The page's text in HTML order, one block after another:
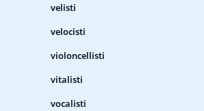
velisti
velocisti
violoncellisti
vitalisti
vocalisti